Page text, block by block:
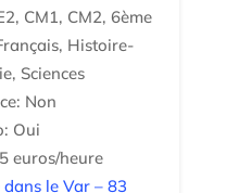
CM1, CM2, 6ème
Histoire-
Sciences
Non
Oui
euros/heure
le Var – 83